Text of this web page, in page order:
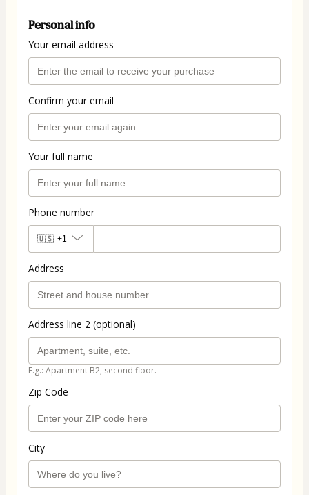
Personal info
Your email address
Confirm your email
Your full name
Phone number
🇺🇸 +1
Address
Address line 2 (optional)
E.g.: Apartment B2, second floor.
Zip Code
City